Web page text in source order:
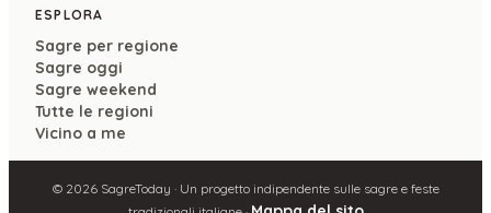
ESPLORA
Sagre per regione
Sagre oggi
Sagre weekend
Tutte le regioni
Vicino a me
© 2026SagreToday · Un progetto indipendente sulle sagre e feste